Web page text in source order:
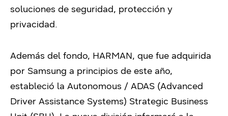
soluciones de seguridad, protección y
privacidad.
Además del fondo, HARMAN, que fue adquirida
por Samsung a principios de este año,
estableció la Autonomous / ADAS (Advanced
Driver Assistance Systems) Strategic Business